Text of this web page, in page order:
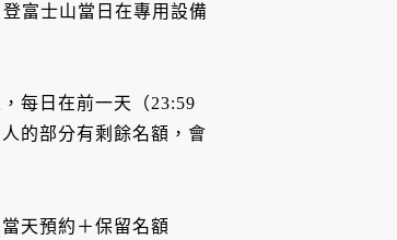
富士山當日在專用設備
每日在前一天（23:59
的部分有剩餘名額，會
天預約＋保留名額